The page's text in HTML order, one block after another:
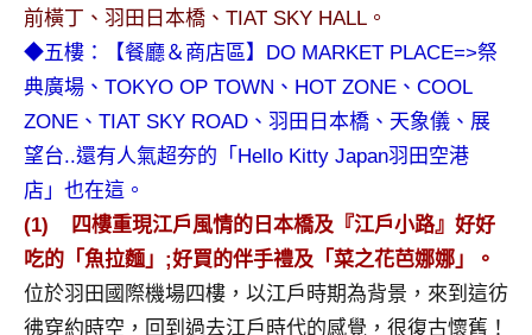
主
持、
校
企
業
講
部
落
客
及
前橫丁、羽田日本橋、TIAT SKY HALL。
◆五樓：【餐廳＆商店區】DO MARKET PLACE=>祭
典廣場、TOKYO OP TOWN、HOT ZONE、COOL
ZONE、TIAT SKY ROAD、羽田日本橋、天象儀、展
望台..還有人氣超夯的「Hello Kitty Japan羽田空港
店」也在這。
(1)
四樓重現江戶風情的日本橋及『江戶小路』好好
吃的「魚拉麵」;好買的伴手禮及「菜之花芭娜娜」。
位於羽田國際機場四樓，以江戶時期為背景，來到這彷
彿穿約時空，回到過去江戶時代的感覺，很復古懷舊！